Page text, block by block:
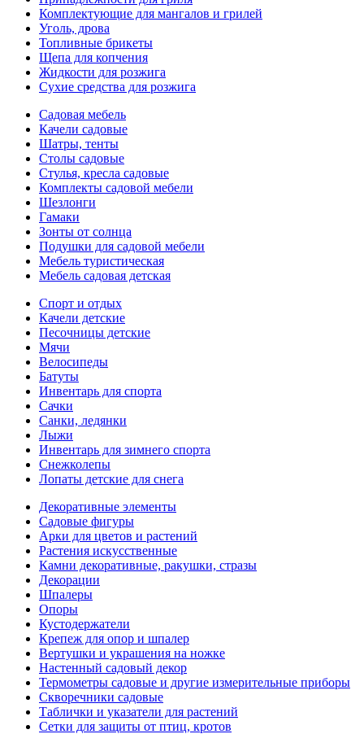
Комплектующие для мангалов и грилей
Уголь, дрова
Топливные брикеты
Щепа для копчения
Жидкости для розжига
Сухие средства для розжига
Садовая мебель
Качели садовые
Шатры, тенты
Столы садовые
Стулья, кресла садовые
Комплекты садовой мебели
Шезлонги
Гамаки
Зонты от солнца
Подушки для садовой мебели
Мебель туристическая
Мебель садовая детская
Спорт и отдых
Качели детские
Песочницы детские
Мячи
Велосипеды
Батуты
Инвентарь для спорта
Сачки
Санки, ледянки
Лыжи
Инвентарь для зимнего спорта
Снежколепы
Лопаты детские для снега
Декоративные элементы
Садовые фигуры
Арки для цветов и растений
Растения искусственные
Камни декоративные, ракушки, стразы
Декорации
Шпалеры
Опоры
Кустодержатели
Крепеж для опор и шпалер
Вертушки и украшения на ножке
Настенный садовый декор
Термометры садовые и другие измерительные приборы
Скворечники садовые
Таблички и указатели для растений
Сетки для защиты от птиц, кротов